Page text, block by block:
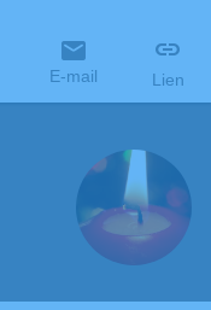
E-mail Lien